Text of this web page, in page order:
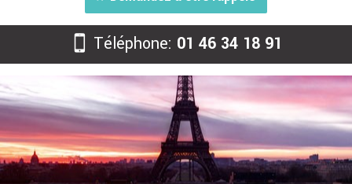
Téléphone: 01 46 34 18 91